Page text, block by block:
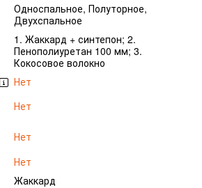
Односпальное, Полуторное,
Двухспальное
1. Жаккард + синтепон; 2.
Пенополиуретан 100 мм; 3.
Кокосовое волокно
Нет
Нет
Нет
Нет
Жаккард